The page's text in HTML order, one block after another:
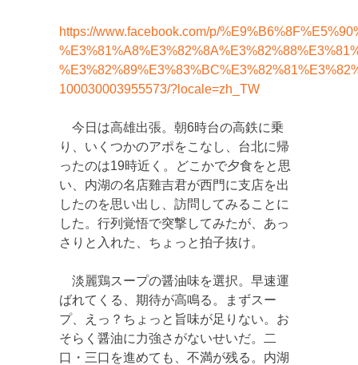
https://www.facebook.com/p/
100030003955573/?locale=zh_TW
今日は高雄出張。朝6時台の高鉄に乗
り、いくつかのアポをこなし、台北に帰
ったのは19時近く。どこかで夕食をと思
い、内湖の名店雞吉君が西門に支店を出
したのを思い出し、訪問してみることに
した。行列覚悟で突撃してみたが、あっ
さりと入れた、ちょっと拍子抜け。
淡麗鶏スープの醤油味を選択。早速運
ばれてくる、期待が高鳴る。まずスー
プ、えっ？ちょっと旨味が足りない。お
そらく醤油に力強さがないせいだ。二
口・三口を進めても、不満が残る。内湖